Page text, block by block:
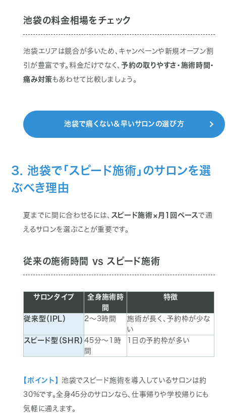
池袋の料金相場をチェック
池袋エリアは競合が多いため、キャンペーンや新規オープン割
引が豊富です。料金だけでなく、予約の取りやすさ・施術時間・
痛み対策もあわせて比較しましょう。
池袋で痛くない＆早いサロンの選び方
3. 池袋で「スピード施術」のサロンを選
ぶべき理由
夏までに間に合わせるには、 スピード施術×月1回ペースで通
えるサロンを選ぶことが重要です。
従来の施術時間 vs スピード施術
サロンタイプ
全身施術時
間
特徴
従来型 （IPL） 2〜3時間 施術が長く、 予約枠が少な
い
スピード型 （SHR） 45分〜1時
間
1日の予約枠が多い
【ポイント】
池袋でスピード施術を導入しているサロンは約
30%です。全身45分のサロンなら、仕事帰りや学校帰りにも
気軽に通えます。